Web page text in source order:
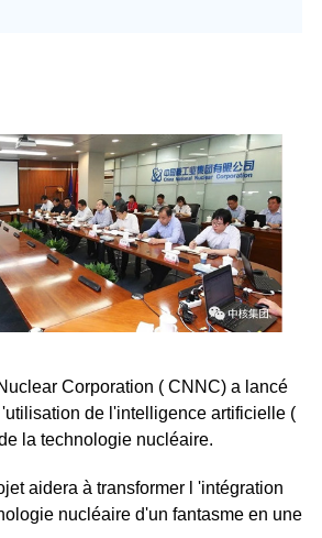
Corporation ( CNNC) a lancé
'utilisation de l'intelligence artificielle (
la technologie nucléaire.
aidera à transformer l 'intégration
nucléaire d'un fantasme en une